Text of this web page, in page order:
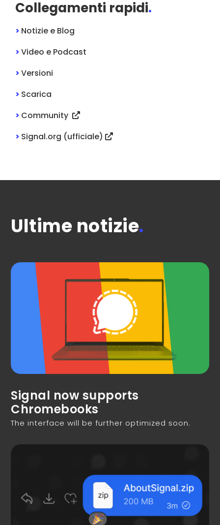
Collegamenti rapidi.
> Notizie e Blog
>Video e Podcast
>Versioni
> Scarica
> Community
> Signal.org (ufficiale)
Ultime notizie.
Signal now supports
Chromebooks
The interface will be further optimized soon.